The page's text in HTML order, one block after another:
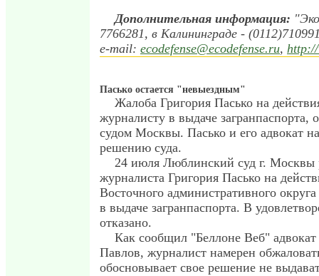
Дополнительная информация:
7766281, в Калининграде -
e-mail: ecodefense@ecodefense.ru, http://
Пасько остается "невыездным"
Жалоба Григория Пасько на
журналисту в выдаче
судом Москвы. Пасько и его адвокат
решению суда.
24 июля Люблинский суд г. Москвы
журналиста Григория Пасько на
Восточного административного
в выдаче загранпаспорта. В
отказано.
Как сообщил "Беллоне Веб"
Павлов, журналист намерен
обосновывает свое решение не